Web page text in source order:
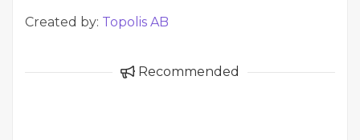
Created by: Topolis AB
Recommended